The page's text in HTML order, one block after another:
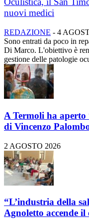
nuovi medici
REDAZIONE - 4
Sono entrati da poco in
Di Marco. L'obiettivo è
gestione delle patologie
A Termoli ha
di Vincenzo
2 AGOSTO 2026
“L’industria della
Agnoletto accende